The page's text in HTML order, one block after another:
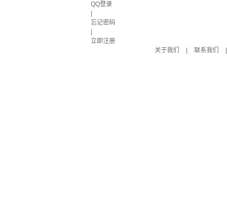
QQ登录
忘记密码
立即注册
关于我们
联系我们